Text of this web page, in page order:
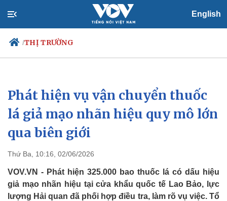
English
/THỊ TRƯỜNG
Chính trị
Đảng
Tổ chức nhân sự
Quốc hội
Nhận diện sự thật
Xã hội
Tin 24h
Dự báo thời tiết
Phát hiện vụ vận chuyển thuốc
lá giả mạo nhãn hiệu quy mô lớn
qua biên giới
Thứ Ba, 10:16, 02/06/2026
VOV.VN - Phát hiện 325.000 bao thuốc lá có dấu hiệu
giả mạo nhãn hiệu tại cửa khẩu quốc tế Lao Bảo, lực
lượng Hải quan đã phối hợp điều tra, làm rõ vụ việc. Tổ